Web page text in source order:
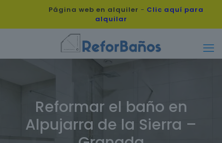
Página web en alquiler - Clic aquí para
alquilar
Reformar el baño en
Alpujarra de la Sierra –